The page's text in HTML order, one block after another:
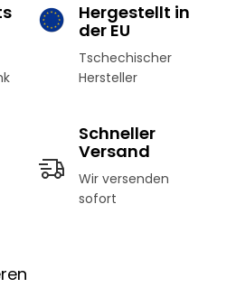
Hergestellt in
der EU
Tschechischer
Hersteller
Schneller
Versand
Wir versenden
sofort